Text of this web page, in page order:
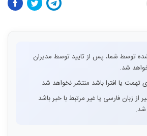
توسط شما، پس از تایید توسط مدیران
شد.
تهمت یا افترا باشد منتشر نخواهد شد.
از زبان فارسی یا غیر مرتبط با خبر باشد
شد.